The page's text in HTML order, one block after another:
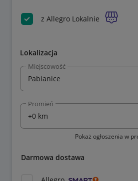
z Allegro Lokalnie
Lokalizacja
Miejscowość
Promień
Pokaż ogłoszenia w
Darmowa dostawa